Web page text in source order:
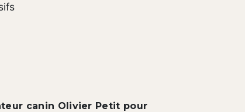
canin Olivier Petit pour